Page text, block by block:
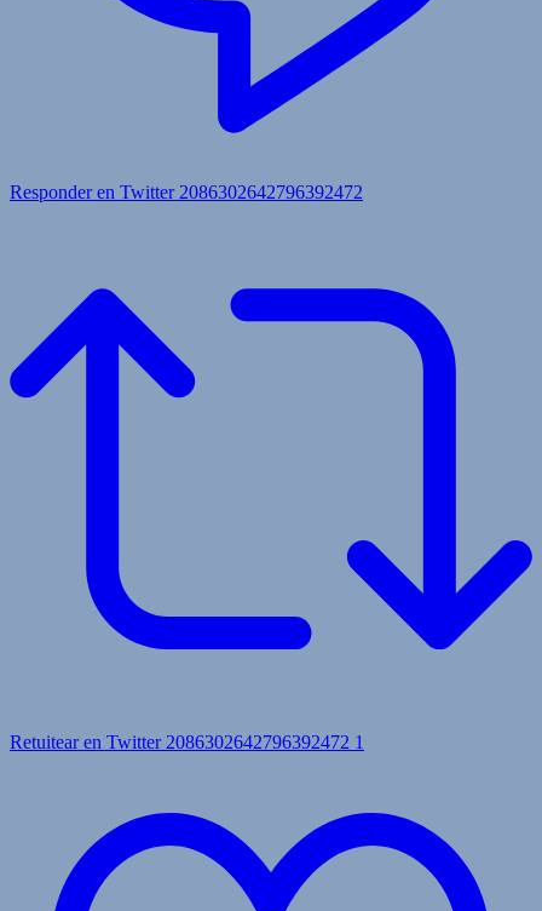
Responder en Twitter 2086302642796392472
Retuitear en Twitter 2086302642796392472 1